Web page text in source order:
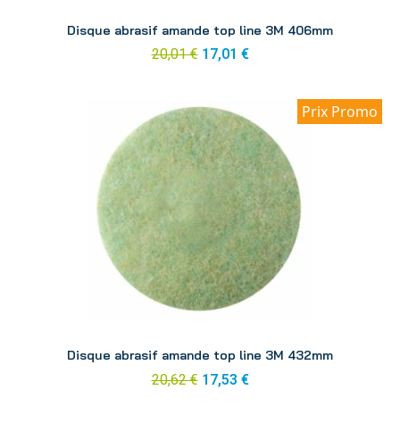
Disque abrasif amande top line 3M 406mm
20,01 € 17,01 €
Prix Promo
Disque abrasif amande top line 3M 432mm
20,62 € 17,53 €